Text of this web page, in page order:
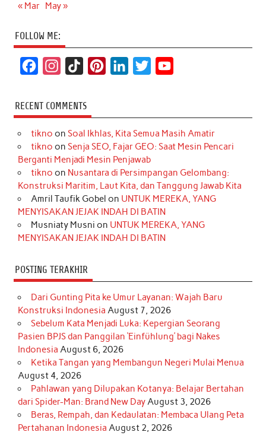
« Mar May »
FOLLOW ME:
c
e
b
o
k
s
t
a
r
a
m
k
T
o
k
t
e
e
s
t
k
e
d
I
n
t
t
r
T
u
e
RECENT COMMENTS
tikno on Soal Ikhlas, Kita Semua Masih Amatir
tikno on Senja SEO, Fajar GEO: Saat Mesin Pencari
Berganti Menjadi Mesin Penjawab
tikno on Nusantara di Persimpangan Gelombang:
Konstruksi Maritim, Laut Kita, dan Tanggung Jawab Kita
Amril Taufik Gobel on UNTUK MEREKA, YANG
MENYISAKAN JEJAK INDAH DI BATIN
Musniaty Musni on UNTUK MEREKA, YANG
MENYISAKAN JEJAK INDAH DI BATIN
POSTING TERAKHIR
Dari Gunting Pita ke Umur Layanan: Wajah Baru
Konstruksi Indonesia August 7, 2026
Sebelum Kata Menjadi Luka: Kepergian Seorang
Pasien BPJS dan Panggilan ‘Einfühlung’ bagi Nakes
Indonesia August 6, 2026
Ketika Tangan yang Membangun Negeri Mulai Menua
August 4, 2026
Pahlawan yang Dilupakan Kotanya: Belajar Bertahan
dari Spider-Man: Brand New DayAugust 3, 2026
Beras, Rempah, dan Kedaulatan: Membaca Ulang Peta
Pertahanan Indonesia August 2, 2026